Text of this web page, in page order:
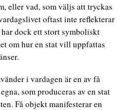
eller vad, som väljs att tryckas
oftast inte reflekterar
dock ett stort symboliskt
om hur en stat vill uppfattas
i vardagen är en av få
som produceras av en stat
Få objekt manifesterar en